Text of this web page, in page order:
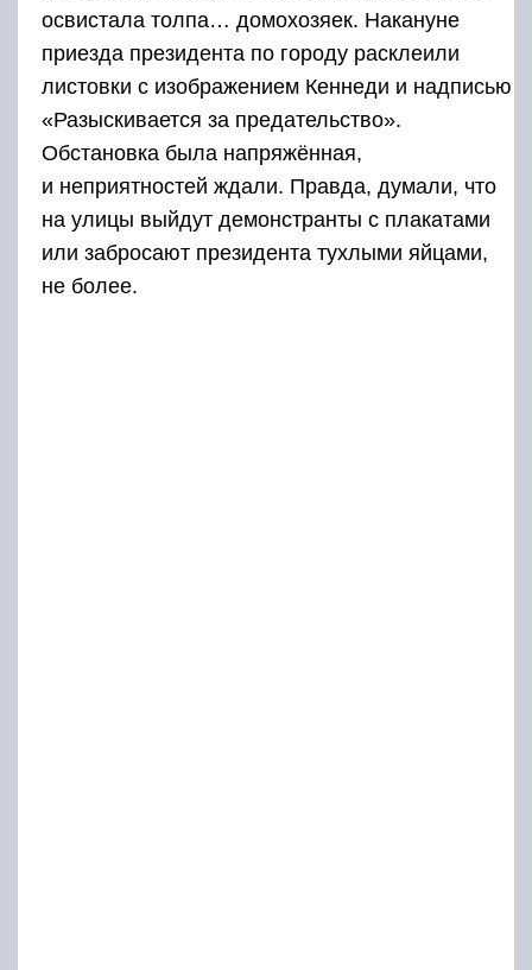
освистала толпа… домохозяек. Накануне
приезда президента по городу расклеили
листовки с изображением Кеннеди и надписью
«Разыскивается за предательство».
Обстановка была напряжённая,
и неприятностей ждали. Правда, думали, что
на улицы выйдут демонстранты с плакатами
или забросают президента тухлыми яйцами,
не более.